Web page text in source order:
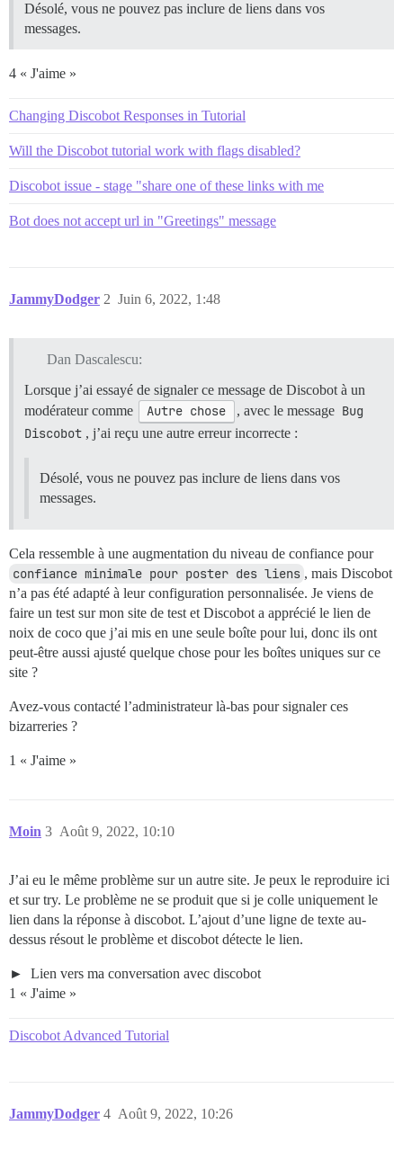
Désolé, vous ne pouvez pas inclure de liens dans vos
messages.
4 « J'aime »
Changing Discobot Responses in Tutorial
Will the Discobot tutorial work with flags disabled?
Discobot issue - stage "share one of these links with me
Bot does not accept url in "Greetings" message
JammyDodger Juin 6, 2022, 1:48
2
Dan Dascalescu:
Lorsque j’ai essayé de signaler ce message de Discobot à un
modérateur comme
Autre chose , avec le message Bug
Discobot , j’ai reçu une autre erreur incorrecte :
Désolé, vous ne pouvez pas inclure de liens dans vos
messages.
Cela ressemble à une augmentation du niveau de confiance pour
confiance minimale pour poster des liens , mais Discobot
n’a pas été adapté à leur configuration personnalisée. Je viens de
faire un test sur mon site de test et Discobot a apprécié le lien de
noix de coco que j’ai mis en une seule boîte pour lui, donc ils ont
peut-être aussi ajusté quelque chose pour les boîtes uniques sur ce
site ?
Avez-vous contacté l’administrateur là-bas pour signaler ces
bizarreries ?
1 « J'aime »
Moin Août 9, 2022, 10:10
3
J’ai eu le même problème sur un autre site. Je peux le reproduire ici
et sur try. Le problème ne se produit que si je colle uniquement le
lien dans la réponse à discobot. L’ajout d’une ligne de texte au-
dessus résout le problème et discobot détecte le lien.
Lien vers ma conversation avec discobot
1 « J'aime »
Discobot Advanced Tutorial
JammyDodger Août 9, 2022, 10:26
4